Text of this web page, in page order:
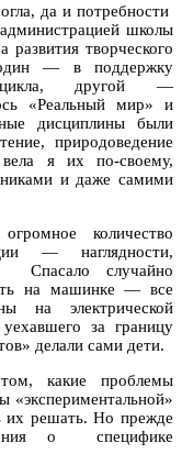
да и потребности
школы
творческого
— в поддержку
цикла, другой —
«Реальный мир» и
дисциплины были
природоведение
я их по-своему,
и даже самими
количество
— наглядности,
Спасало случайно
на машинке — все
на электрической
за границу
делали сами дети.
какие проблемы
«экспериментальной»
их решать. Но прежде
о специфике